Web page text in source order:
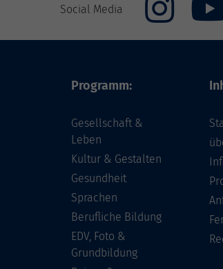
Social Media
Programm:
Gesellschaft &
Leben
Kultur & Gestalten
Gesundheit
Sprachen
Berufliche Bildung
EDV, Foto &
Grundbildung